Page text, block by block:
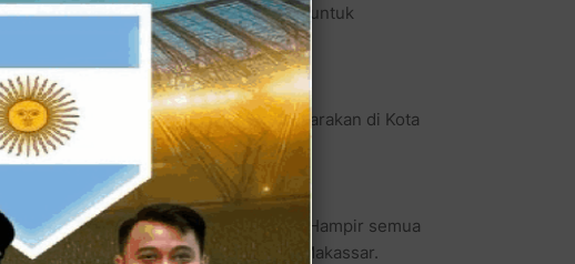
sedikitnya 200 porsi soto untuk
Rp 15.000 s/d 20.000,-.
soto nusantara yang diselenggarakan di Kota
tersebut.
asalnya dari satu daerah saja. Hampir semua
Soto Lamongan, hingga Cotto Makassar.